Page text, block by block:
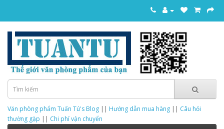
Văn phòng phẩm Tuấn Tú's Blog || Hướng dẫn mua hàng || Câu hỏi
thường gặp || Chi phí vận chuyển